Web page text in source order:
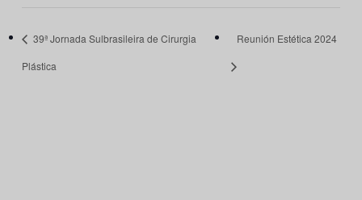
39ª Jornada Sulbrasileira de Cirurgia
Plástica
Reunión Estética 2024